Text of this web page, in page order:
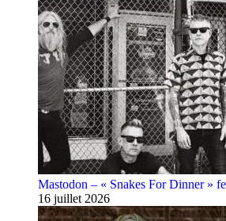
Mastodon – « Snakes For Dinner »
16 juillet 2026